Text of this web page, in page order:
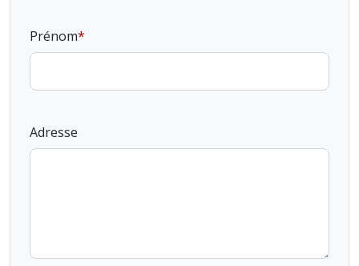
Prénom
Adresse